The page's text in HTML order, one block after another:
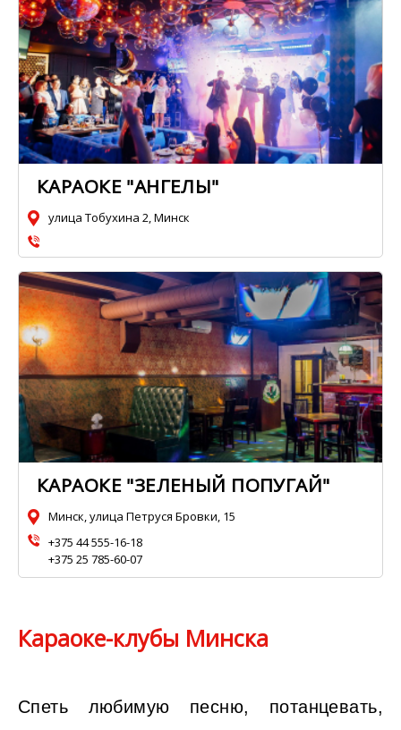
КАРАОКЕ "АНГЕЛЫ"
улица Тобухина 2, Минск
КАРАОКЕ "ЗЕЛЕНЫЙ ПОПУГАЙ"
Минск, улица Петруся Бровки, 15
+375 44 555-16-18
+375 25 785-60-07
Караоке-клубы Минска
Спеть любимую песню, потанцевать,